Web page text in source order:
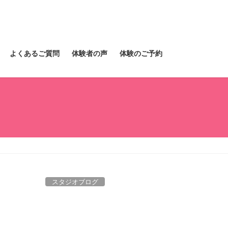
よくあるご質問 体験者の声 体験のご予約
スタジオブログ